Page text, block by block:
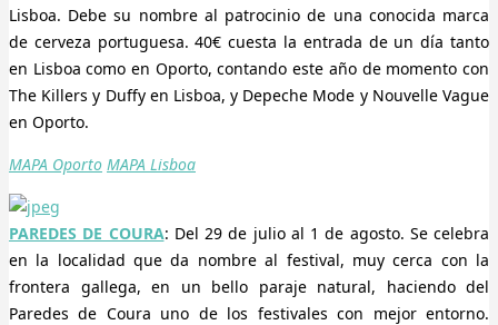
Lisboa. Debe su nombre al patrocinio de una conocida marca
de cerveza portuguesa. 40€ cuesta la entrada de un día tanto
en Lisboa como en Oporto, contando este año de momento con
The Killers y Duffy en Lisboa, y Depeche Mode y Nouvelle Vague
en Oporto.
MAPA Oporto MAPA Lisboa
PAREDES DE COURA: Del 29 de julio al 1 de agosto. Se celebra
en la localidad que da nombre al festival, muy cerca con la
frontera gallega, en un bello paraje natural, haciendo del
Paredes de Coura uno de los festivales con mejor entorno.